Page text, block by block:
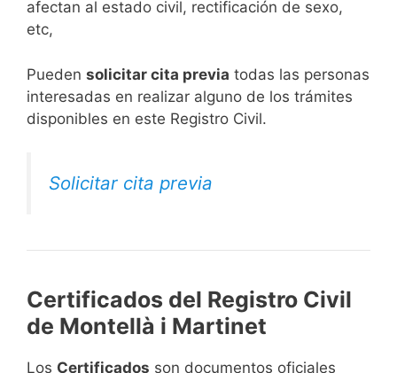
afectan al estado civil, rectificación de sexo,
etc,
​Pueden solicitar cita previa todas las personas
interesadas en realizar alguno de los trámites
disponibles en este Registro Civil.​
Solicitar cita previa
Certificados del Registro Civil
de Montellà i Martinet
Los Certificados son documentos oficiales